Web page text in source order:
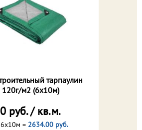
тарпаулин
120г/м2 (6х10м)
руб. / кв.м.
= 2634.00 руб.